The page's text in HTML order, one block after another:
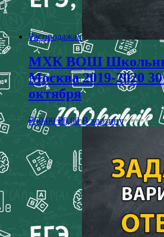
Распродажа!
МХК ВОШ
Москва 2019-2020
октября
₽50,00 ₽0,00 В корзину